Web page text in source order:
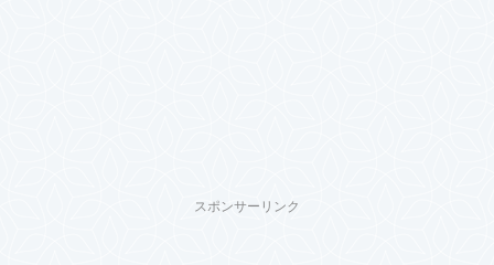
スポンサーリンク